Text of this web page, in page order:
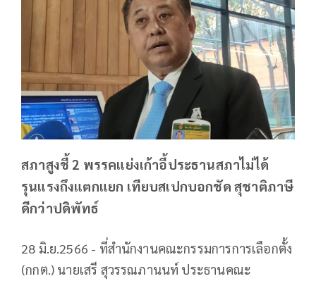
สภาสูงชี้ 2 พรรคแย่งเก้าอี้ประธานสภาไม่ได้
รุนแรงถึงแตกแยก เทียบสเปกบอกชัด สุชาติภาษี
ดีกว่าปดิพัทธ์
28 มิ.ย.2566 - ที่สำนักงาน​คณะกรรมการ​การ​เลือกตั้ง​
(กกต.)​ นายเสรี สุวรรณภานนท์ ประธานคณะ